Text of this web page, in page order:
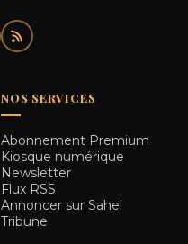
NOS SERVICES
Abonnement Premium
Kiosque numérique
Newsletter
Flux RSS
Annoncer sur Sahel
Tribune